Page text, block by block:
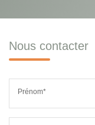
Nous contacter
Prénom*